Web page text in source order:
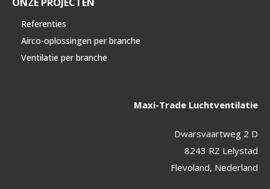
Referenties
Airco-oplossingen per branche
Ventilatie per branche
Maxi-Trade Luchtventilatie
Dwarsvaartweg 2 D
8243 RZ Lelystad
Flevoland, Nederland